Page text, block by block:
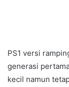
PS1 versi
generasi
kecil namun